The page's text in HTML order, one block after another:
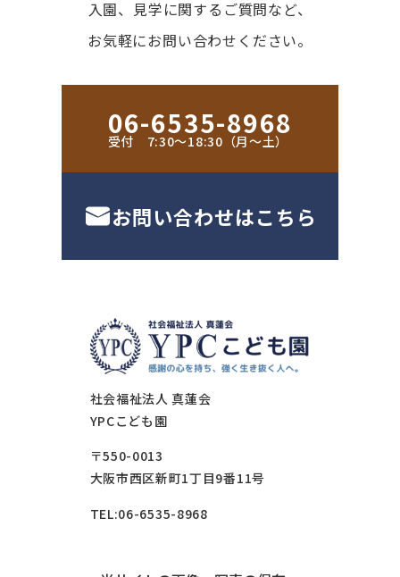
入園、見学に関するご質問など、
お気軽にお問い合わせください。
06-6535-8968
受付 7:30〜18:30（月〜土）
お問い合わせはこちら
社会福祉法人 真蓮会
YPCこども園
〒550-0013
大阪市西区新町1丁目9番11号
TEL:06-6535-8968